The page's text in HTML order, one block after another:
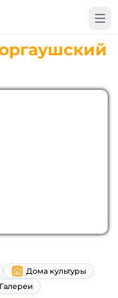
Дома культуры
Галереи